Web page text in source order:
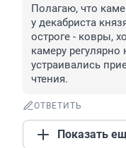
Полагаю, что
у декабриста
остроге - ковры,
камеру регулярно
устраивались
чтения.
ОТВЕТИТЬ
Показать